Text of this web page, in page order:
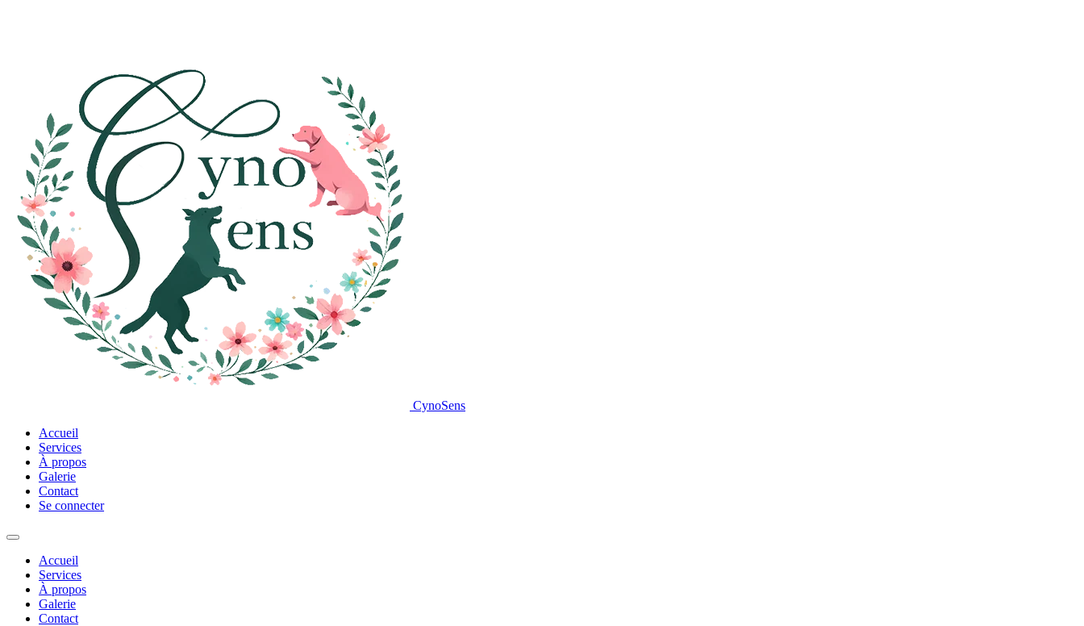
CynoSens
Accueil
Services
À propos
Galerie
Contact
Se connecter
Accueil
Services
À propos
Galerie
Contact